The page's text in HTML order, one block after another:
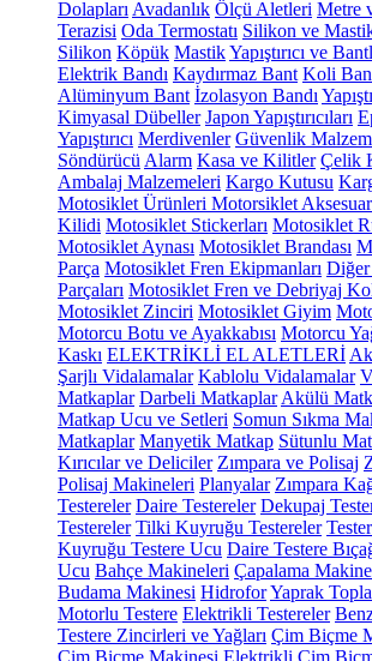
Dolapları Avadanlık Ölçü Aletleri Metre
Terazisi Oda Termostatı Silikon ve
Silikon Köpük MastikYapıştırıcı ve
Elektrik Bandı Kaydırmaz Bant Koli
Alüminyum Bant İzolasyon Bandı
Kimyasal Dübeller Japon Yapıştırıcıları
Yapıştırıcı Merdivenler Güvenlik
Söndürücü Alarm Kasa ve Kilitler Çelik
Ambalaj Malzemeleri Kargo Kutusu
Motosiklet Ürünleri Motorsiklet
Kilidi Motosiklet Stickerları Motosiklet
Motosiklet Aynası Motosiklet Brandası
Parça Motosiklet Fren Ekipmanları
Parçaları Motosiklet Fren ve Debriyaj
Motosiklet Zinciri Motosiklet Giyim
Motorcu Botu ve Ayakkabısı Motorcu
Kaskı ELEKTRİKLİ EL ALETLERİ
Şarjlı Vidalamalar Kablolu Vidalamalar
Matkaplar Darbeli Matkaplar Akülü
Matkap Ucu ve Setleri Somun Sıkma
Matkaplar Manyetik Matkap Sütunlu
Kırıcılar ve Deliciler Zımpara ve Polisaj
Polisaj Makineleri Planyalar Zımpara
Testereler Daire Testereler Dekupaj
Testereler Tilki Kuyruğu Testereler
Kuyruğu Testere Ucu Daire Testere
Ucu Bahçe Makineleri Çapalama
Budama Makinesi HidroforYaprak
Motorlu Testere Elektrikli Testereler
Testere Zincirleri ve Yağları Çim Biçme
Çim Biçme Makinesi Elektrikli Çim